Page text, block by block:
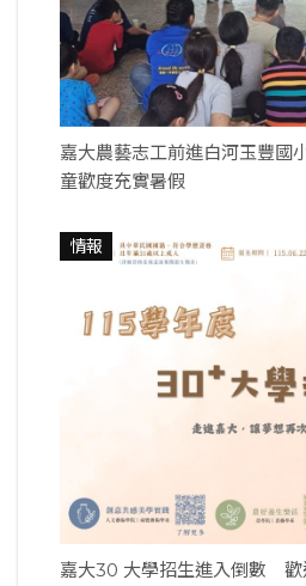
嘉大農藝志工前進白河玉豐
童歡度充實暑假
情報
嘉大30 大學招生進入倒數 歡